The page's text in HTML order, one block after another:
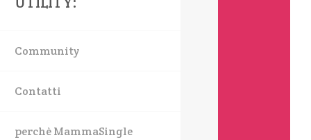
Community
Contatti
perchè MammaSingle